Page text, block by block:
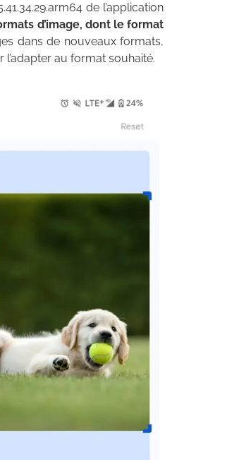
de l’application
d’image, dont le format
dans de nouveaux formats,
au format souhaité.